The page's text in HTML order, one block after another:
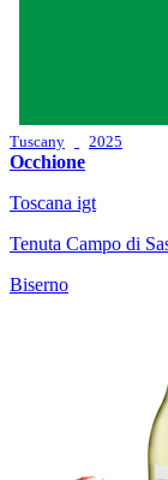
Tuscany 2025
Occhione
Toscana igt
Tenuta Campo di
Biserno